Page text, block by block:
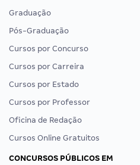
Graduação
Pós-Graduação
Cursos por Concurso
Cursos por Carreira
Cursos por Estado
Cursos por Professor
Oficina de Redação
Cursos Online Gratuitos
CONCURSOS PÚBLICOS EM